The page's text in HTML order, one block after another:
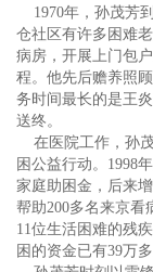
1970年，孙茂芳
仓社区有许多困难
病房，开展上门包
程。他先后赡养照
务时间最长的是王
送终。
在医院工作，孙
困公益行动。1998
家庭助困金，后来
帮助200多名来京看
11位生活困难的残
困的资金已有39万多